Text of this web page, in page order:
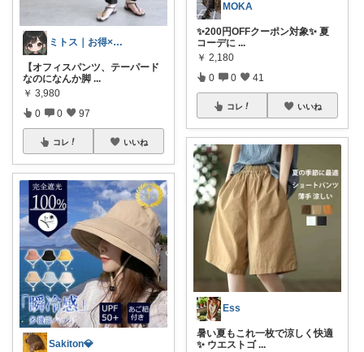
ミトス｜お得×体型カバーコーデ
【オフィスパンツ、テーパード
なのになんか脚 ...
￥ 3,980
0 0 97
コレ いいね
Sakiton💎
MOKA
✨200円OFFクーポン対象✨ 夏
コーデに ...
￥ 2,180
0 0 41
コレ いいね
Ess
暑い夏もこれ一枚で涼しく快適
✨ ウエストゴ ...